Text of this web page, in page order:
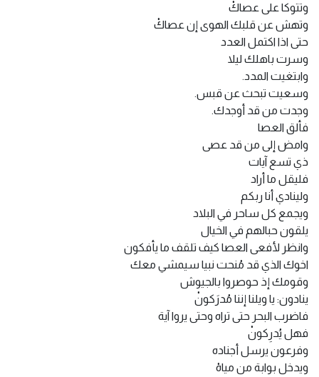
وتتوكا على عصاكْ
وتهش عن قلبك الهوى إن عصاكْ
حتى اذا اكتمل العدد
وسرت باهلك ليلا
وابتغيت المدد.
وسعيت تبحث عن قبس.
وجدت من قد أوجدك.
فألق العصا
وامض إلى من قد عصى
ذي تسع آيات
فليقل ما أراد
ولينادي أنا ربكم
ويجمع كل ساحر في البلاد
يلقون حبالهم في الخيال
وانظر لأفعى العصا كيف تلقف ما يأفكون
اخوك الذي قد مُنحت نبيا سيمشي معك
وقومك إذ حوصروا بالجيوش
ينادون: يا ويلنا إننا مُدرَكونْ
فاضرب البحر حتى تراه وحتى يروا آية
فهل يُدرِكونْ
وفرعون يرسل أجناده
ويدخل بوابة من مياهْ